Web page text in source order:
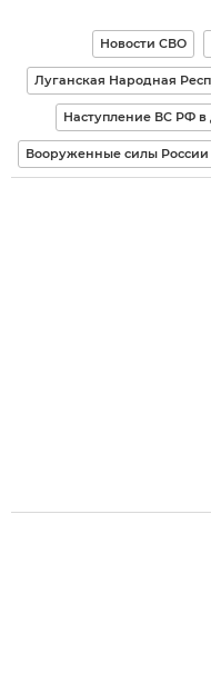
Новости СВО
Луганская Народная
Наступление ВС РФ в
Вооруженные силы России